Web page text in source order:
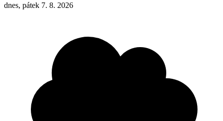
dnes, pátek 7. 8. 2026